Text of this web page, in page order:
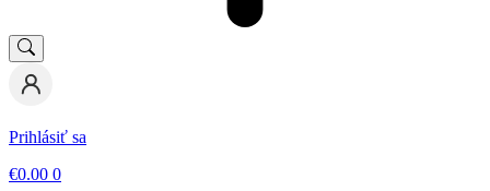
Prihlásiť sa
€0.00 0